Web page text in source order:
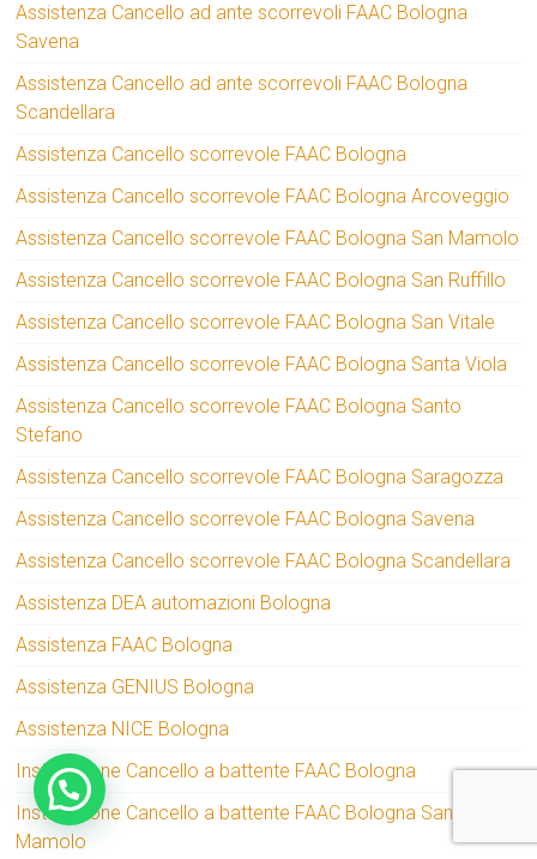
Assistenza Cancello ad ante scorrevoli FAAC Bologna
Savena
Assistenza Cancello ad ante scorrevoli FAAC Bologna
Scandellara
Assistenza Cancello scorrevole FAAC Bologna
Assistenza Cancello scorrevole FAAC Bologna Arcoveggio
Assistenza Cancello scorrevole FAAC Bologna San Mamolo
Assistenza Cancello scorrevole FAAC Bologna San Ruffillo
Assistenza Cancello scorrevole FAAC Bologna San Vitale
Assistenza Cancello scorrevole FAAC Bologna Santa Viola
Assistenza Cancello scorrevole FAAC Bologna Santo
Stefano
Assistenza Cancello scorrevole FAAC Bologna Saragozza
Assistenza Cancello scorrevole FAAC Bologna Savena
Assistenza Cancello scorrevole FAAC Bologna Scandellara
Assistenza DEA automazioni Bologna
Assistenza FAAC Bologna
Assistenza GENIUS Bologna
Assistenza NICE Bologna
Installazione Cancello a battente FAAC Bologna
Installazione Cancello a battente FAAC Bologna San
Mamolo